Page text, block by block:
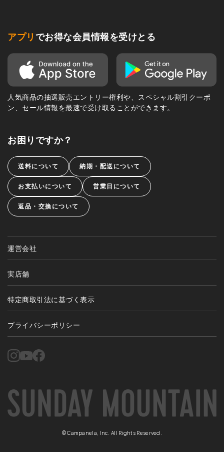
アプリ でお得な会員情報を受けとる
人気商品の抽選販売エントリー権利や、スペシャル割引クーポ
ン、セール情報を最速で受け取ることができます。
お困りですか？
送料について 納期・配送について
お支払いについて 営業日について
返品・交換について
運営会社
実店舗
特定商取引法に基づく表示
プライバシーポリシー
©Campanela, Inc. All Rights Reserved.